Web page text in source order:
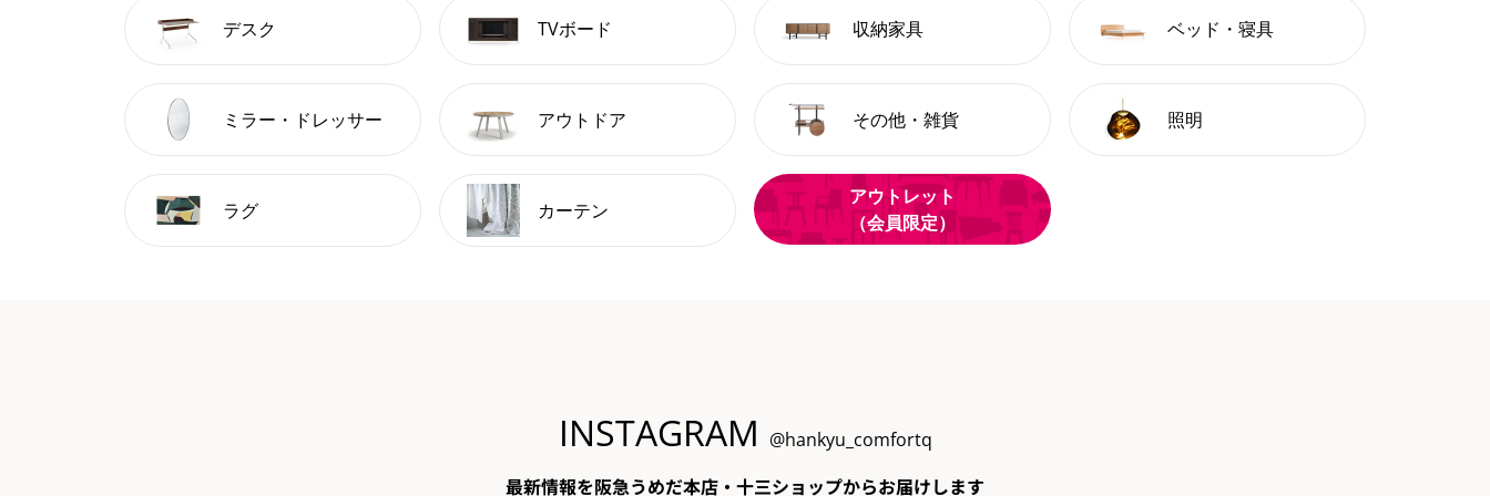
デスク TVボード 収納家具 ベッド・寝具
ミラー・ドレッサー アウトドア その他・雑貨 照明
ラグ カーテン
アウトレット
（会員限定）
INSTAGRAM @hankyu_comfortq
最新情報を阪急うめだ本店・十三ショップからお届けします